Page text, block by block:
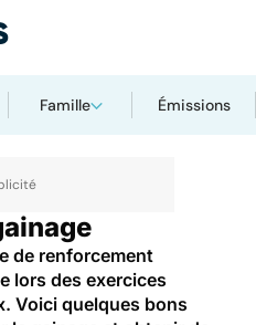
Famille Émissions
santé
de renforcement
lors des exercices
Voici quelques bons